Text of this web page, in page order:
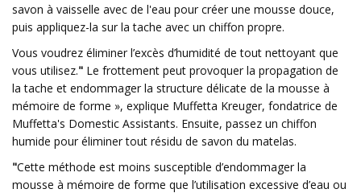
savon à vaisselle avec de l'eau pour créer une mousse douce,
puis appliquez-la sur la tache avec un chiffon propre.
Vous voudrez éliminer l’excès d’humidité de tout nettoyant que
vous utilisez." Le frottement peut provoquer la propagation de
la tache et endommager la structure délicate de la mousse à
mémoire de forme », explique Muffetta Kreuger, fondatrice de
Muffetta's Domestic Assistants. Ensuite, passez un chiffon
humide pour éliminer tout résidu de savon du matelas.
"Cette méthode est moins susceptible d’endommager la
mousse à mémoire de forme que l’utilisation excessive d’eau ou